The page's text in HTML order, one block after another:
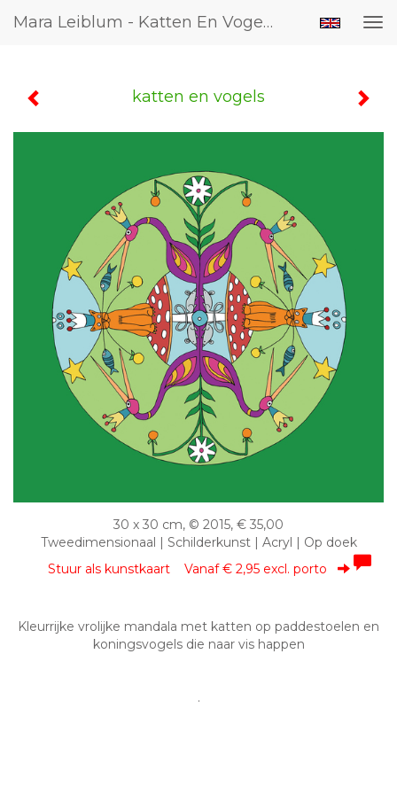
Mara Leiblum - Katten En Vogels
katten en vogels
30 x 30 cm, © 2015, € 35,00
Tweedimensionaal | Schilderkunst | Acryl | Op doek
Stuur als kunstkaart Vanaf € 2,95 excl. porto
Kleurrijke vrolijke mandala met katten op paddestoelen en
koningsvogels die naar vis happen
.